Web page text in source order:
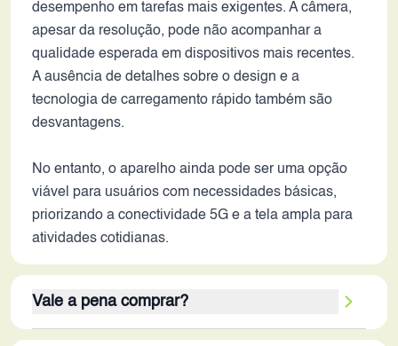
desempenho em tarefas mais exigentes. A câmera,
apesar da resolução, pode não acompanhar a
qualidade esperada em dispositivos mais recentes.
A ausência de detalhes sobre o design e a
tecnologia de carregamento rápido também são
desvantagens.
No entanto, o aparelho ainda pode ser uma opção
viável para usuários com necessidades básicas,
priorizando a conectividade 5G e a tela ampla para
atividades cotidianas.
Vale a pena comprar?